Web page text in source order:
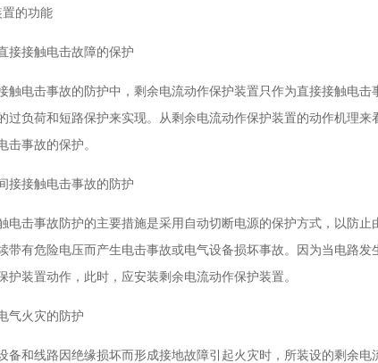
置的功能
接接触电击故障的保护
触电击事故的防护中，剩余电流动作保护装置只作为直接接触电
过负荷和短路保护来实现。从剩余电流动作保护装置的动作机理
击事故的保护。
接接触电击事故的防护
电击事故防护的主要措施是采用自动切断电源的保护方式，以防
带有危险电压而产生电击事故或电气设备损坏事故。因为当电路
护装置动作，此时，应安装剩余电流动作保护装置。
气火灾的防护
备和线路因绝缘损坏而形成接地故障引起火灾时，所装设的剩余